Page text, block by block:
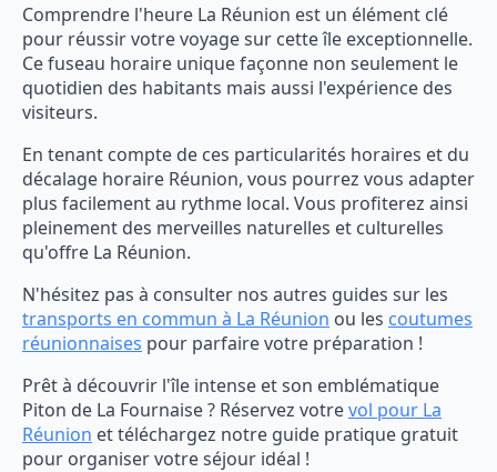
Comprendre l'heure La Réunion est un élément clé
pour réussir votre voyage sur cette île exceptionnelle.
Ce fuseau horaire unique façonne non seulement le
quotidien des habitants mais aussi l'expérience des
visiteurs.
En tenant compte de ces particularités horaires et du
décalage horaire Réunion, vous pourrez vous adapter
plus facilement au rythme local. Vous profiterez ainsi
pleinement des merveilles naturelles et culturelles
qu'offre La Réunion.
N'hésitez pas à consulter nos autres guides sur les
transports en commun à La Réunion ou les coutumes
réunionnaises pour parfaire votre préparation !
Prêt à découvrir l'île intense et son emblématique
Piton de La Fournaise ? Réservez votrevol pour La
Réunion et téléchargez notre guide pratique gratuit
pour organiser votre séjour idéal !